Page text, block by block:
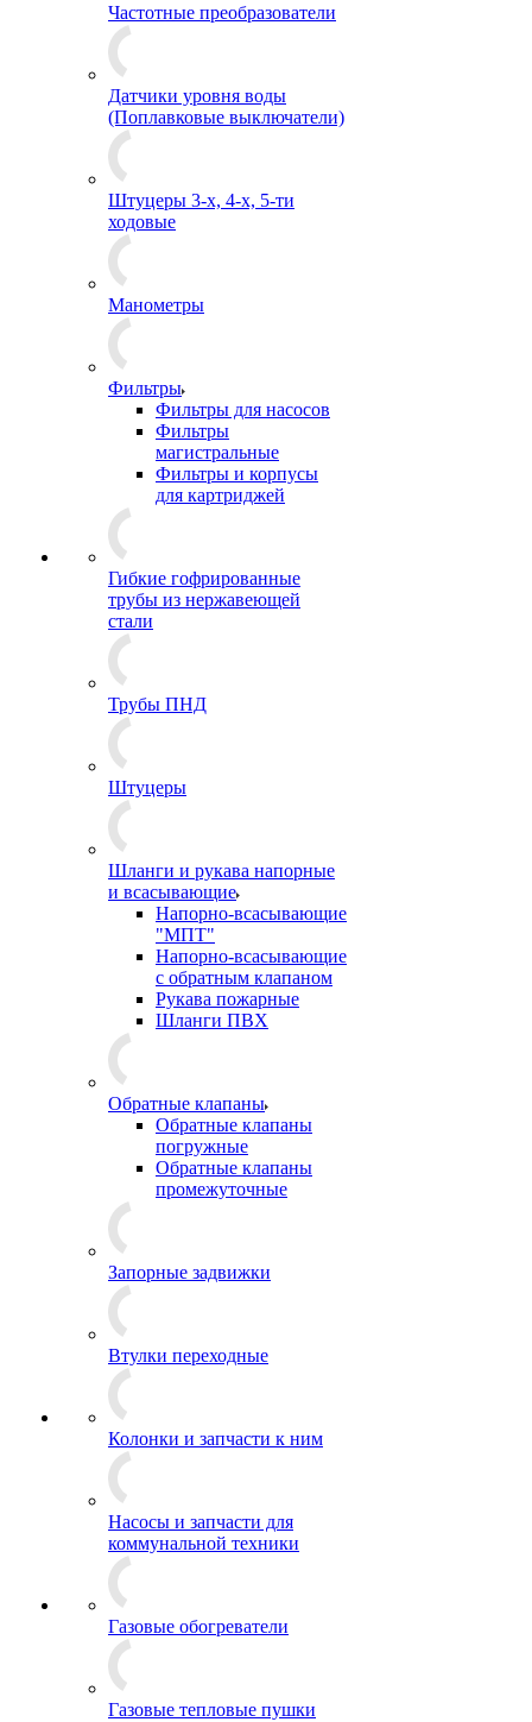
Частотные преобразователи
Датчики уровня воды
(Поплавковые выключатели)
Штуцеры 3-х, 4-х, 5-ти
ходовые
Манометры
Фильтры
Фильтры для насосов
Фильтры
магистральные
Фильтры и корпусы
для картриджей
Гибкие гофрированные
трубы из нержавеющей
стали
Трубы ПНД
Штуцеры
Шланги и рукава напорные
и всасывающие
Напорно-всасывающие
"МПТ"
Напорно-всасывающие
с обратным клапаном
Рукава пожарные
Шланги ПВХ
Обратные клапаны
Обратные клапаны
погружные
Обратные клапаны
промежуточные
Запорные задвижки
Втулки переходные
Колонки и запчасти к ним
Насосы и запчасти для
коммунальной техники
Газовые обогреватели
Газовые тепловые пушки